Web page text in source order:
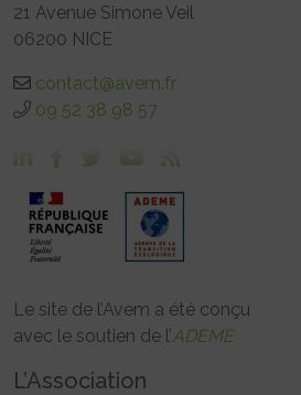
21 Avenue Simone Veil
06200 NICE
contact@avem.fr
09 52 38 98 57
Le site de l’Avem a été conçu
avec le soutien de l’ADEME
L’Association